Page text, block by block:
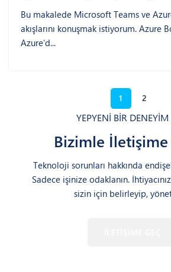
Bu makalede Microsoft Teams ve
akışlarını konuşmak istiyorum. Azure
Azure’d...
1 2
YEPYENİ BİR
Bizimle İletişime
Teknoloji sorunları hakkında
Sadece işinize odaklanın.
sizin için belirleyip,